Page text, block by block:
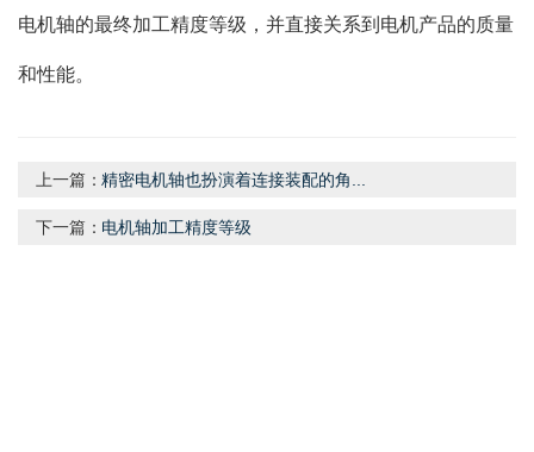
电机轴的最终加工精度等级，并直接关系到电机产品的质量
和性能。
上一篇：精密电机轴也扮演着连接装配的角...
下一篇： 电机轴加工精度等级